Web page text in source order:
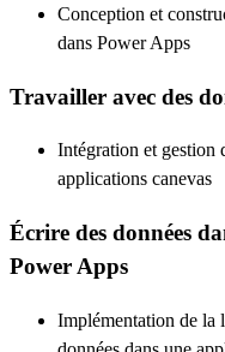
Conception et
dans Power Apps
Travailler avec des
Intégration et gestion
applications canevas
Écrire des données
Power Apps
Implémentation de la